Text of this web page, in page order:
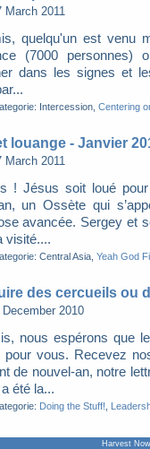
March 2011
quelqu'un est venu
(7000
dans les signes et
Intercession, Centering
louange - Janvier
March 2011
! Jésus soit loué
un Ossète qui
avancée. Sergey et
visité....
Central Asia, Yeah God
des cercueils ou
2010
nous espérons que
pour vous. Recevez
de nouvel-an, notre
été la...
Doing the Stuff!
Harvest